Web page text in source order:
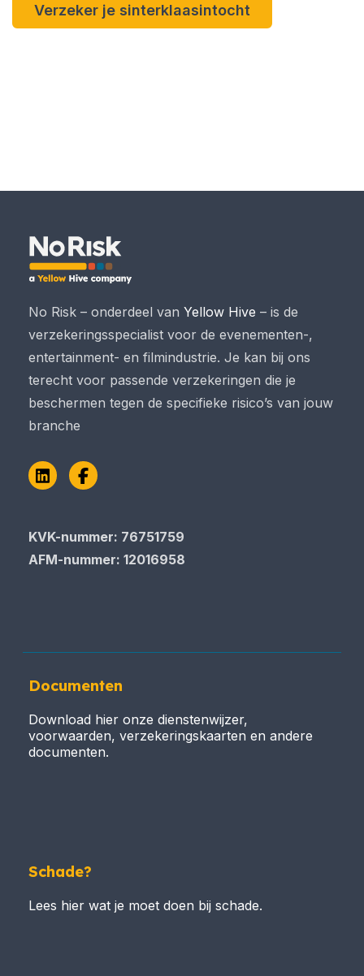
Verzeker je sinterklaasintocht
No Risk – onderdeel van Yellow Hive – is de
verzekeringsspecialist voor de evenementen-,
entertainment- en filmindustrie. Je kan bij ons
terecht voor passende verzekeringen die je
beschermen tegen de specifieke risico’s van jouw
branche
LinkedInFacebook
KVK-nummer: 76751759
AFM-nummer: 12016958
Documenten
Download hier onze dienstenwijzer,
voorwaarden, verzekeringskaarten en andere
documenten.
Schade?
Lees hier wat je moet doen bij schade.